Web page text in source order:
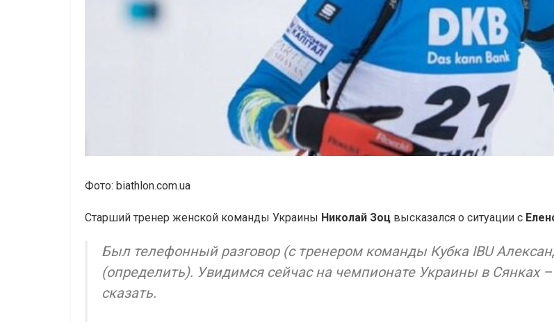
Фото: biathlon.com.ua
Старший тренер женской команды Украины Николай Зоц высказался о ситуации с
Был телефонный разговор (с тренером команды Кубка IBU
(определить). Увидимся сейчас на чемпионате Украины в Сянках
сказать.